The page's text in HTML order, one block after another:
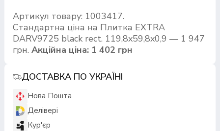
Артикул товару: 1003417.
Стандартна ціна на Плитка EXTRA
DARV9725 black rect. 119,8x59,8x0,9 — 1 947
грн. Акційна ціна: 1 402 грн
ДОСТАВКА ПО УКРАЇНІ
Нова Пошта
Делівері
Кур'єр